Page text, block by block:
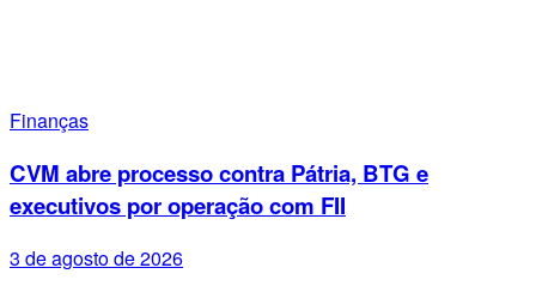
Finanças
CVM abre processo contra Pátria, BTG e
executivos por operação com FII
3 de agosto de 2026